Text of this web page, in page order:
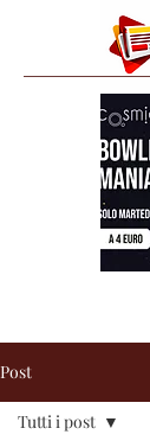
Post
Tutti i post